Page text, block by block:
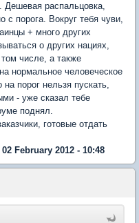
Дешевая распальцовка,
с порога. Вокруг тебя чуви,
+ много других
о других нациях,
числе, а также
нормальное человеческое
порог нельзя пускать,
- уже сказал тебе
поднял.
готовые отдать
February 2012 - 10:48